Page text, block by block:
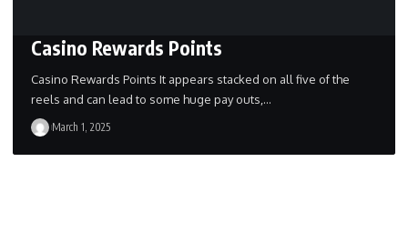
Casino Rewards Points
Casino Rewards Points It appears stacked on all five of the
reels and can lead to some huge pay outs,…
March 1, 2025